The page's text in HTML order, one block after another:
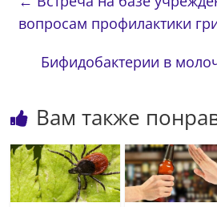
вопросам профилактики
Бифидобактерии в
Вам также